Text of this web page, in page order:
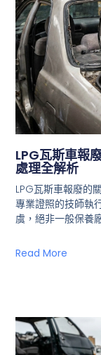
LPG瓦斯車報
處理全解析
LPG瓦斯車報廢的
專業證照的技師執
虞，絕非一般保養
Read More